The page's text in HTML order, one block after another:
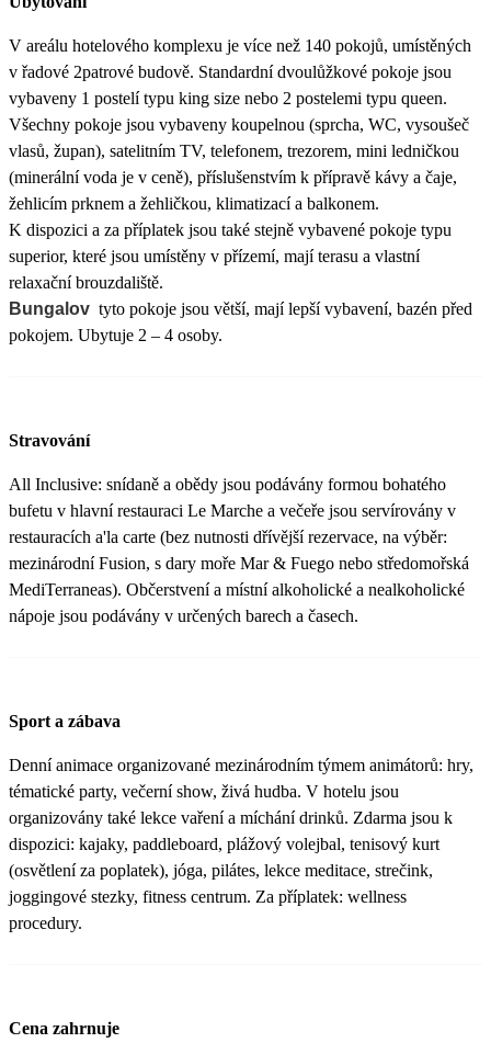
V areálu hotelového komplexu je více než 140 pokojů, umístěných
v řadové 2patrové budově. Standardní dvoulůžkové pokoje jsou
vybaveny 1 postelí typu king size nebo 2 postelemi typu queen.
Všechny pokoje jsou vybaveny koupelnou (sprcha, WC, vysoušeč
vlasů, župan), satelitním TV, telefonem, trezorem, mini ledničkou
(minerální voda je v ceně), příslušenstvím k přípravě kávy a čaje,
žehlicím prknem a žehličkou, klimatizací a balkonem.
K dispozici a za příplatek jsou také stejně vybavené pokoje typu
superior, které jsou umístěny v přízemí, mají terasu a vlastní
relaxační brouzdaliště.
Bungalov tyto pokoje jsou větší, mají lepší vybavení, bazén před
pokojem. Ubytuje 2 – 4 osoby.
Stravování
All Inclusive: snídaně a obědy jsou podávány formou bohatého
bufetu v hlavní restauraci Le Marche a večeře jsou servírovány v
restauracích a'la carte (bez nutnosti dřívější rezervace, na výběr:
mezinárodní Fusion, s dary moře Mar & Fuego nebo středomořská
MediTerraneas). Občerstvení a místní alkoholické a nealkoholické
nápoje jsou podávány v určených barech a časech.
Sport a zábava
Denní animace organizované mezinárodním týmem animátorů: hry,
tématické party, večerní show, živá hudba. V hotelu jsou
organizovány také lekce vaření a míchání drinků. Zdarma jsou k
dispozici: kajaky, paddleboard, plážový volejbal, tenisový kurt
(osvětlení za poplatek), jóga, pilátes, lekce meditace, strečink,
joggingové stezky, fitness centrum. Za příplatek: wellness
procedury.
Cena zahrnuje